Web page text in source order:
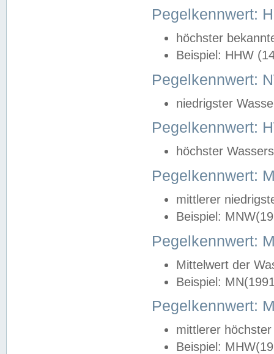
Pegelkennwert:
höchster
Beispiel: HHW
Pegelkennwert:
niedrigster
Pegelkennwert:
höchster
Pegelkennwert:
mittlerer
Beispiel:
Pegelkennwert:
Mittelwert der
Beispiel:
Pegelkennwert:
mittlerer
Beispiel: